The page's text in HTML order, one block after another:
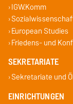
IGW.Komm
European Studies
Friedens- und
SEKRETARIATE
Sekretariate und
EINRICHTUNGEN